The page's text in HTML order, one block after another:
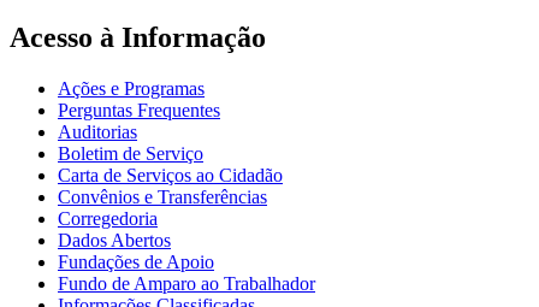
Acesso à Informação
Ações e Programas
Perguntas Frequentes
Auditorias
Boletim de Serviço
Carta de Serviços ao Cidadão
Convênios e Transferências
Corregedoria
Dados Abertos
Fundações de Apoio
Fundo de Amparo ao Trabalhador